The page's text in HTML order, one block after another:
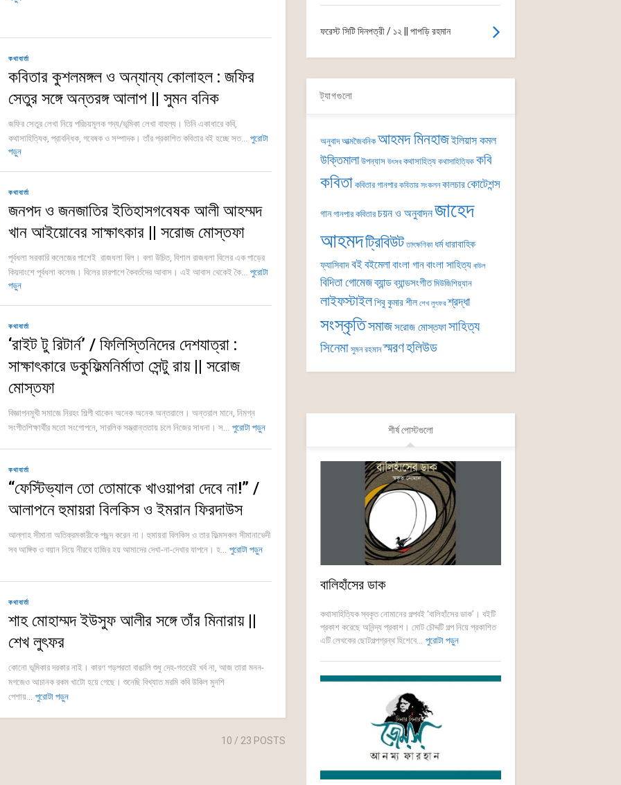
কথাবার্তা
কবিতার কুশলমঙ্গল ও অন্যান্য কোলাহল : জফির
সেতুর সঙ্গে অন্তরঙ্গ আলাপ || সুমন বনিক
জফির সেতুর লেখা নিয়ে পরিচয়মূলক গদ্য/ভূমিকা লেখা বাহুল্য। তিনি একাধারে কবি,
কথাসাহিত্যিক, প্রাবন্ধিক, গবেষক ও সম্পাদক। তাঁর প্রকাশিত কবিতার বই হচ্ছে সত... পুরোটা
পড়ুন
কথাবার্তা
জনপদ ও জনজাতির ইতিহাসগবেষক আলী আহম্মদ
খান আইয়োবের সাক্ষাৎকার || সরোজ মোস্তফা
পূর্বধলা সরকারি কলেজের পাশেই রাজধলা বিল। বলা উচিত, বিশাল রাজধলা বিলের এক পাড়ের
কিয়দাংশে পূর্বধলা কলেজ। বিলের চারপাশে কৈবর্তদের আবাস। এই আবাস থেকেই কৈ... পুরোটা
পড়ুন
কথাবার্তা
‘রাইট টু রিটার্ন’ / ফিলিস্তিনিদের দেশযাত্রা :
সাক্ষাৎকারে ডকুফিল্মনির্মাতা সেন্টু রায় || সরোজ
মোস্তফা
বিজ্ঞাপনমুখী সমাজে নিরহং শিল্পী থাকেন অনেক অনেক অন্তরালে। অন্তরাল মানে, নিমগ্ন
সংগীতশিক্ষার্থীর মতো সংগোপনে, সারলিক সম্ভ্রান্ততায় চলে নিজের সাধনা। স... পুরোটা পড়ুন
কথাবার্তা
“ফেস্টিভ্যাল তো তোমাকে খাওয়াপরা দেবে না!” /
আলাপনে হুমায়রা বিলকিস ও ইমরান ফিরদাউস
আল্লাহ সীমানা অতিক্রমকারীকে পছন্দ করেন না। হুমায়রা বিলকিস ও তার ফিল্মসকল সীমানাভেদী
সব আঙ্গিক ও বয়ান নিয়ে নীরবে হাজির হয় আমাদের দেখা-না-দেখার যাপনে। হ... পুরোটা পড়ুন
কথাবার্তা
শাহ মোহাম্মদ ইউসুফ আলীর সঙ্গে তাঁর মিনারায় ||
শেখ লুৎফর
কোনো ভূমিকার দরকার নাই। কারণ গড়পরতা বাঙালি শুধু দেহ-গতরেই খর্ব না, আজ তারা মনন-
মগজেও আচানক রকম খাটো হয়ে গেছে। শুনেছি বিখ্যাত মরমি কবি উকিল মুনশি
পেশায়... পুরোটা পড়ুন
10 / 23 POSTS
ফরেস্ট সিটি দিনপত্রী / ১২ || পাপড়ি রহমান
ট্যাগগুলো
অনুবাদ আত্মজৈবনিক আহমদ মিনহাজইলিয়াস কমল
উক্তিমালা উপন্যাস উৎসব কথাসাহিত্য কথাসাহিত্যিক কবি
কবিতা কবিতার গানপার কবিতার সংকলন কালচারকোটেশন্স
গান গানপার কবিতার চয়ন ও অনুবাদনজাহেদ
আহমদট্রিবিউট তাৎক্ষণিকা ধর্ম ধারাবাহিক
ফ্যাসিবাদবইবইমেলাবাংলা গানবাংলা সাহিত্য বাউল
বিদিতা গোমেজব্যান্ডব্যান্ডসংগীত মিউজিশিয়্যান
লাইফস্টাইলশিবু কুমার শীল শেখ লুৎফর শ্রদ্ধা
সংস্কৃতিসমাজসরোজ মোস্তফাসাহিত্য
সিনেমা সুমন রহমান স্মরণহলিউড
শীর্ষ পোস্টগুলো
বালিহাঁসের ডাক
কথাসাহিত্যিক স্বকৃত নোমানের গল্পবই ‘বালিহাঁসের ডাক’। বইটি
প্রকাশ করেছে অনিন্দ্য প্রকাশ। মোট চৌদ্দটি গল্প নিয়ে প্রকাশিত
এটি লেখকের ছোটগল্পগ্রন্থ হিশেবে... পুরোটা পড়ুন